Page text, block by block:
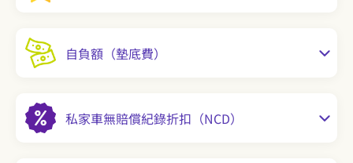
自負額（墊底費）
私家車無賠償紀錄折扣（NCD）